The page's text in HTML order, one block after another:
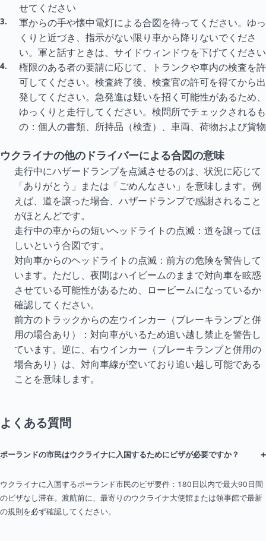
せてください
軍からの手や懐中電灯による合図を待ってください。ゆっ
くりと近づき、指示がない限り車から降りないでくださ
い。軍と話すときは、サイドウィンドウを下げてください
権限のある者の要請に応じて、トランクや車内の検査を許
可してください。検査終了後、検査官の許可を得てから出
発してください。急発進は疑いを招く可能性があるため、
ゆっくりと走行してください。検問所でチェックされるも
の：個人の書類、所持品（検査）、車両、荷物および貨物
ウクライナの他のドライバーによる合図の意味
走行中にハザードランプを点滅させるのは、状況に応じて
「ありがとう」または「ごめんなさい」を意味します。例
えば、道を譲った場合、ハザードランプで感謝されること
がほとんどです。
走行中の車からの短いヘッドライトの点滅：道を譲ってほ
しいという合図です。
対向車からのヘッドライトの点滅：前方の危険を警告して
います。ただし、夜間はハイビームのままで対向車を眩惑
させている可能性があるため、ロービームになっているか
確認してください。
前方のトラックからの左ウインカー（ブレーキランプと併
用の場合あり）：対向車がいるため追い越し禁止を警告し
ています。逆に、右ウインカー（ブレーキランプと併用の
場合あり）は、対向車線が空いており追い越し可能である
ことを意味します。
よくある質問
ポーランドの市民はウクライナに入国するためにビザが必要ですか？ +
ウクライナに入国するポーランド市民のビザ要件：180日以内で最大90日間
のビザなし滞在。渡航前に、最寄りのウクライナ大使館または領事館で最新
の規則を必ず確認してください。